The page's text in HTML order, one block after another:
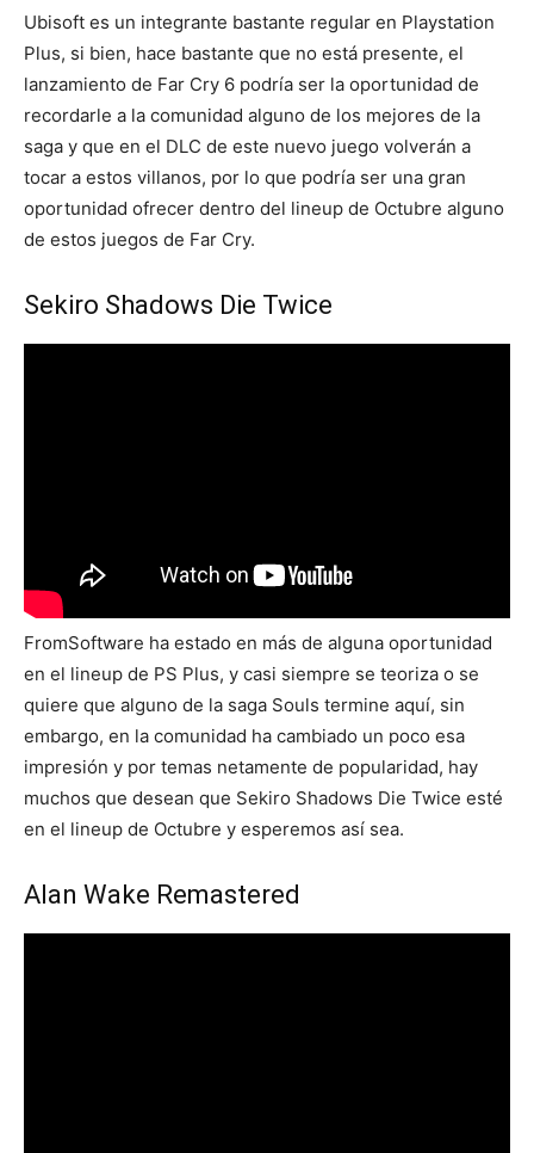
Ubisoft es un integrante bastante regular en Playstation
Plus, si bien, hace bastante que no está presente, el
lanzamiento de Far Cry 6 podría ser la oportunidad de
recordarle a la comunidad alguno de los mejores de la
saga y que en el DLC de este nuevo juego volverán a
tocar a estos villanos, por lo que podría ser una gran
oportunidad ofrecer dentro del lineup de Octubre alguno
de estos juegos de Far Cry.
Sekiro Shadows Die Twice
FromSoftware ha estado en más de alguna oportunidad
en el lineup de PS Plus, y casi siempre se teoriza o se
quiere que alguno de la saga Souls termine aquí, sin
embargo, en la comunidad ha cambiado un poco esa
impresión y por temas netamente de popularidad, hay
muchos que desean que Sekiro Shadows Die Twice esté
en el lineup de Octubre y esperemos así sea.
Alan Wake Remastered